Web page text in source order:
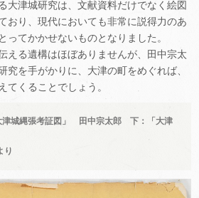
大津城研究は、文献資料だけでなく絵図
おり、現代においても非常に説得力のあ
ってかかせないものとなりました。
える遺構はほぼありませんが、田中宗太
究を手がかりに、大津の町をめぐれば、
てくることでしょう。
津城縄張考証図」 田中宗太郎 下：「大津
り